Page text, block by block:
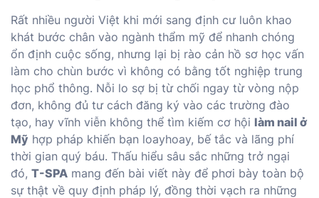
Rất nhiều người Việt khi mới sang định cư luôn khao
khát bước chân vào ngành thẩm mỹ để nhanh chóng
ổn định cuộc sống, nhưng lại bị rào cản hồ sơ học vấn
làm cho chùn bước vì không có bằng tốt nghiệp trung
học phổ thông. Nỗi lo sợ bị từ chối ngay từ vòng nộp
đơn, không đủ tư cách đăng ký vào các trường đào
tạo, hay vĩnh viễn không thể tìm kiếm cơ hội làm nail ở
Mỹ hợp pháp khiến bạn loayhoay, bế tắc và lãng phí
thời gian quý báu. Thấu hiểu sâu sắc những trở ngại
đó, T-SPA mang đến bài viết này để phơi bày toàn bộ
sự thật về quy định pháp lý, đồng thời vạch ra những